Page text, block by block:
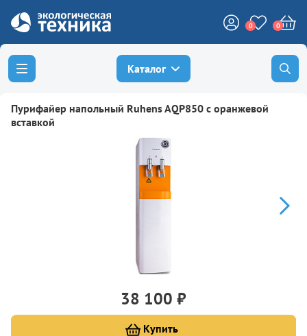
0 0
Каталог
Пурифайер напольный Ruhens AQP850 с оранжевой
вставкой
38 100 ₽
Купить